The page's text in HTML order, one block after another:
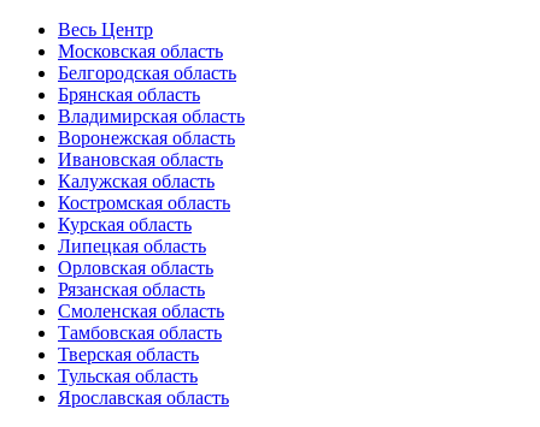
Весь Центр
Московская область
Белгородская область
Брянская область
Владимирская область
Воронежская область
Ивановская область
Калужская область
Костромская область
Курская область
Липецкая область
Орловская область
Рязанская область
Смоленская область
Тамбовская область
Тверская область
Тульская область
Ярославская область